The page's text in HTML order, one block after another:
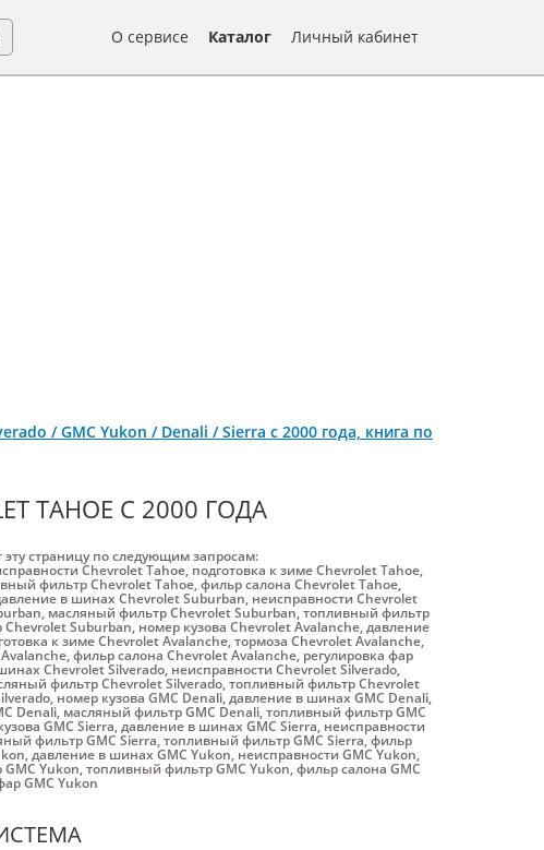
О сервисе Каталог Личный кабинет
/ GMC Yukon / Denali / Sierra с 2000 года, книга по
TAHOE С 2000 ГОДА
страницу по следующим запросам:
Chevrolet Tahoe, подготовка к зиме Chevrolet Tahoe,
фильтр Chevrolet Tahoe,фильр салона Chevrolet Tahoe,
в шинах Chevrolet Suburban, неисправности Chevrolet
, масляный фильтр Chevrolet Suburban,топливный фильтр
Chevrolet Suburban, номер кузова Chevrolet Avalanche,давление
к зиме Chevrolet Avalanche,тормоза Chevrolet Avalanche,
,фильр салона Chevrolet Avalanche, регулировка фар
Chevrolet Silverado, неисправности Chevrolet Silverado,
фильтр Chevrolet Silverado,топливный фильтр Chevrolet
,номер кузова GMC Denali,давление в шинах GMC Denali,
Denali, масляный фильтр GMC Denali,топливный фильтр GMC
GMC Sierra,давление в шинах GMC Sierra, неисправности
фильтр GMC Sierra,топливный фильтр GMC Sierra,фильр
,давление в шинах GMC Yukon, неисправности GMC Yukon,
Yukon,топливный фильтр GMC Yukon,фильр салона GMC
GMC Yukon